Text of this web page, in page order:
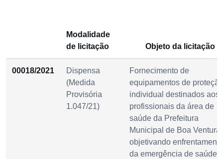
Modalidade
de licitação
Objeto da licitação
00018/2021
Dispensa
(Medida
Provisória
1.047/21)
Fornecimento de
equipamentos de proteção
individual destinados aos
profissionais da área de
saúde da Prefeitura
Municipal de Boa Ventura,
objetivando enfrentamento
da emergência de saúde